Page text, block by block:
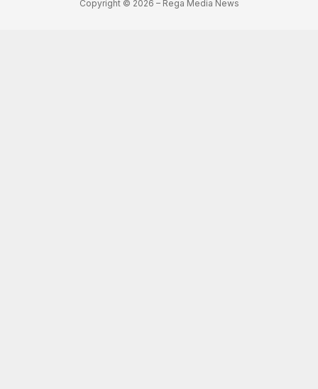
Copyright © 2026 – Rega Media News